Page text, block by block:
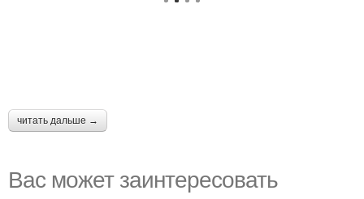
читать дальше →
Вас может заинтересовать